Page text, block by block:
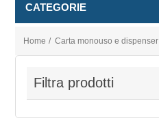
CATEGORIE
Home / Carta monouso e dispenser
Filtra prodotti